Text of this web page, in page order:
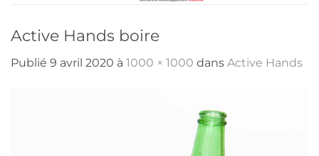
Active Hands boire
Publié 9 avril 2020 à 1000 × 1000 dans Active Hands